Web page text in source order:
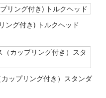
ング付き) トルクヘッド
ップリング付き）スタンダ